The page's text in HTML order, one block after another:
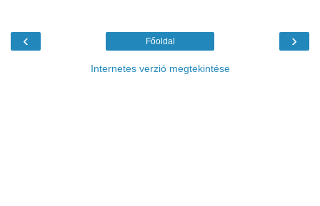
‹ ›
Főoldal
Internetes verzió megtekintése